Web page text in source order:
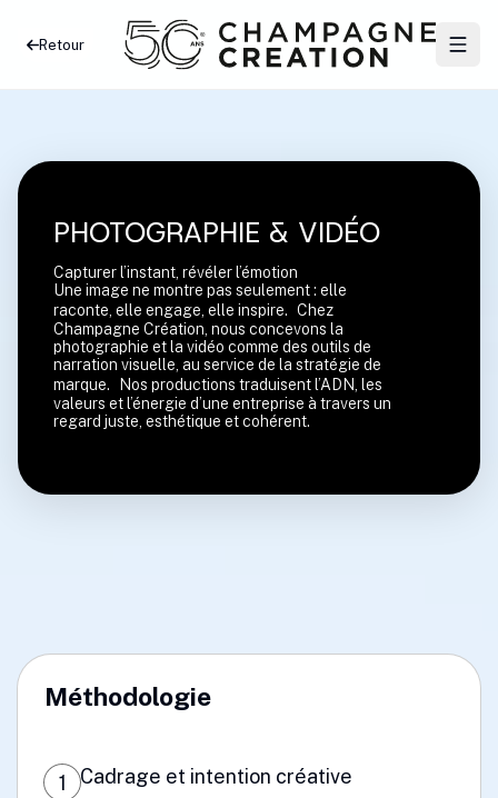
Retour
PHOTOGRAPHIE & VIDÉO
Capturer l’instant, révéler l’émotion
Une image ne montre pas seulement : elle
raconte, elle engage, elle inspire. Chez
Champagne Création, nous concevons la
photographie et la vidéo comme des outils de
narration visuelle, au service de la stratégie de
marque. Nos productions traduisent l’ADN, les
valeurs et l’énergie d’une entreprise à travers un
regard juste, esthétique et cohérent.
Méthodologie
1 Cadrage et intention créative